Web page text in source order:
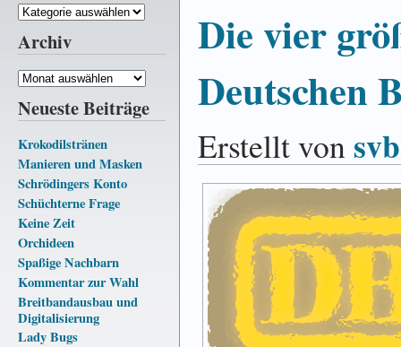
Kategorien
Archiv
Archiv
Neueste Beiträge
Krokodilstränen
Manieren und Masken
Schrödingers Konto
Schüchterne Frage
Keine Zeit
Orchideen
Spaßige Nachbarn
Kommentar zur Wahl
Breitbandausbau und
Digitalisierung
Lady Bugs
Die vier
Deutschen
Erstellt vonsvb